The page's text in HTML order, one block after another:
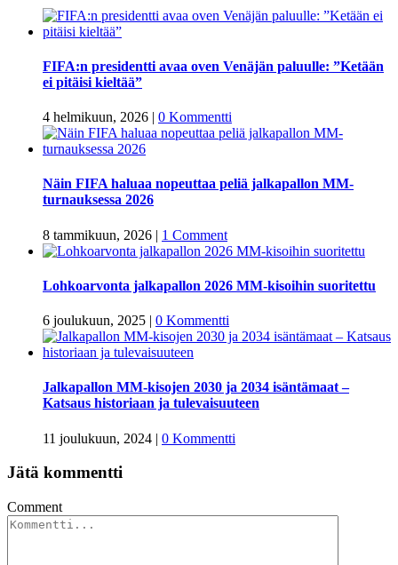
FIFA:n presidentti avaa oven Venäjän paluulle: ”Ketään
ei pitäisi kieltää”
4 helmikuun, 2026 | 0 Kommentti
Näin FIFA haluaa nopeuttaa peliä jalkapallon MM-
turnauksessa 2026
8 tammikuun, 2026 | 1 Comment
Lohkoarvonta jalkapallon 2026 MM-kisoihin suoritettu
6 joulukuun, 2025 | 0 Kommentti
Jalkapallon MM-kisojen 2030 ja 2034 isäntämaat –
Katsaus historiaan ja tulevaisuuteen
11 joulukuun, 2024 | 0 Kommentti
Jätä kommentti
Comment